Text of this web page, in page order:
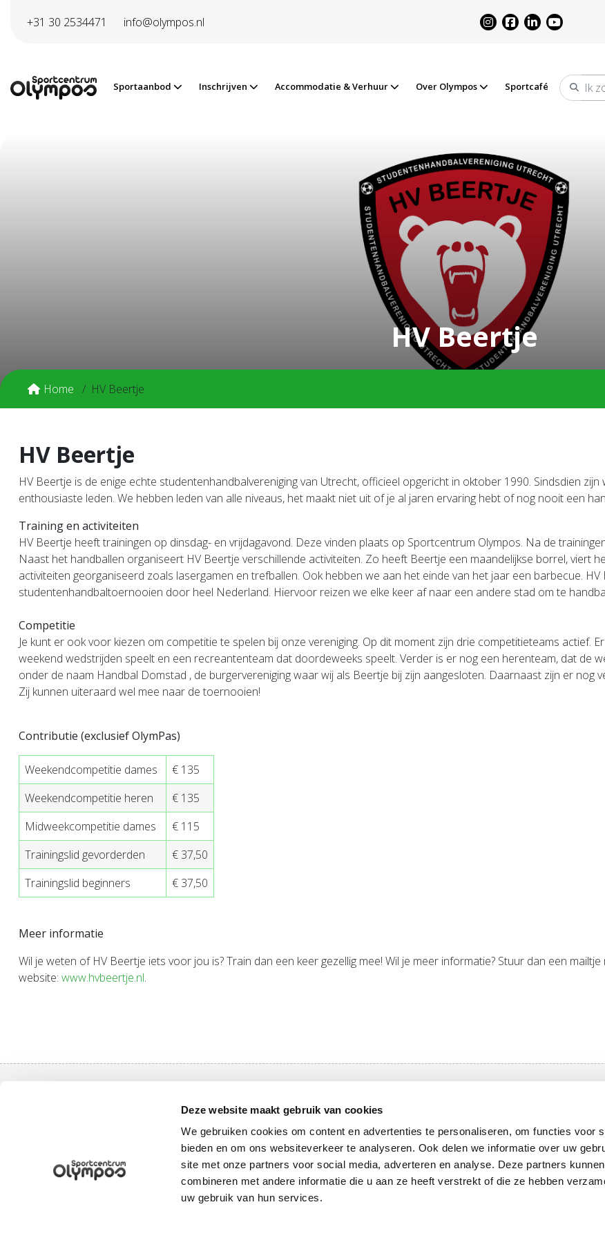
Deze website maakt gebruik van cookies
We gebruiken cookies om content en advertenties te personaliseren, om functies voor
bieden en om ons websiteverkeer te analyseren. Ook delen we informatie over uw
site met onze partners voor social media, adverteren en analyse. Deze partners
combineren met andere informatie die u aan ze heeft verstrekt of die ze hebben
uw gebruik van hun services.
+31 30 2534471
info@olympos.nl
Sportaanbod Inschrijven Accommodatie & Verhuur Over Olympos Sportcafé
Zoeken
HV Beertje
Home HV Beertje
HV Beertje
HV Beertje is de enige echte studentenhandbalvereniging van Utrecht, officieel opgericht in oktober 1990. Sindsdien
enthousiaste leden. We hebben leden van alle niveaus, het maakt niet uit of je al jaren ervaring hebt of nog nooit een
Training en activiteiten
HV Beertje heeft trainingen op dinsdag- en vrijdagavond. Deze vinden plaats op Sportcentrum Olympos. Na de
Naast het handballen organiseert HV Beertje verschillende activiteiten. Zo heeft Beertje een maandelijkse borrel, viert
activiteiten georganiseerd zoals lasergamen en trefballen. Ook hebben we aan het einde van het jaar een barbecue.
studentenhandbaltoernooien door heel Nederland. Hiervoor reizen we elke keer af naar een andere stad om te
Competitie
Je kunt er ook voor kiezen om competitie te spelen bij onze vereniging. Op dit moment zijn drie competitieteams actief.
weekend wedstrijden speelt en een recreantenteam dat doordeweeks speelt. Verder is er nog een herenteam, dat de
onder de naam Handbal Domstad , de burgervereniging waar wij als Beertje bij zijn aangesloten. Daarnaast zijn er nog
Zij kunnen uiteraard wel mee naar de toernooien!
Contributie (exclusief OlymPas)
Weekendcompetitie dames
€ 135
Weekendcompetitie heren
€ 135
Midweekcompetitie dames
€ 115
Trainingslid gevorderden
€ 37,50
Trainingslid beginners
€ 37,50
Meer informatie
Wil je weten of HV Beertje iets voor jou is? Train dan een keer gezellig mee! Wil je meer informatie? Stuur dan een mailtje
website: www.hvbeertje.nl.
+31 30 2534471
Aanschaf Olympas
Tarieven Olympas
Sportaanbod
Openingstijden
Inloggen